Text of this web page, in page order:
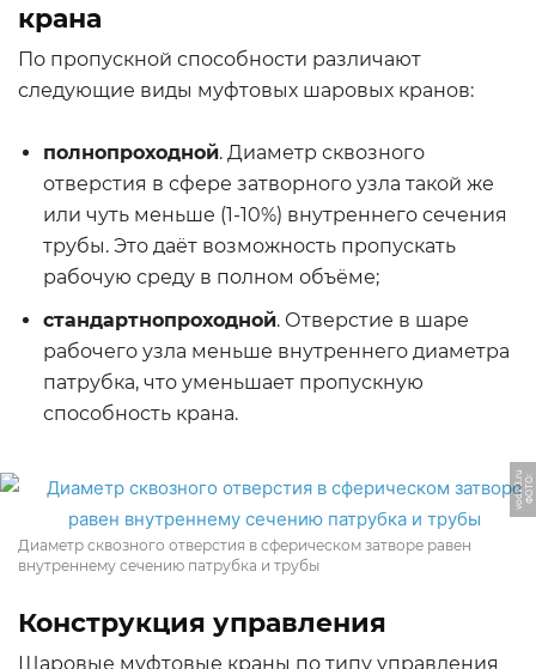
крана
По пропускной способности различают
следующие виды муфтовых шаровых кранов:
полнопроходной. Диаметр сквозного
отверстия в сфере затворного узла такой же
или чуть меньше (1-10%) внутреннего сечения
трубы. Это даёт возможность пропускать
рабочую среду в полном объёме;
стандартнопроходной. Отверстие в шаре
рабочего узла меньше внутреннего диаметра
патрубка, что уменьшает пропускную
способность крана.
Ф
О
Т
О:
v
o
d
2
3.
r
u
Диаметр сквозного отверстия в сферическом затворе равен
внутреннему сечению патрубка и трубы
Конструкция управления
Шаровые муфтовые краны по типу управления